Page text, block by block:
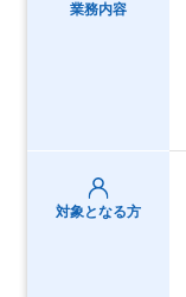
業務内容
対象となる方